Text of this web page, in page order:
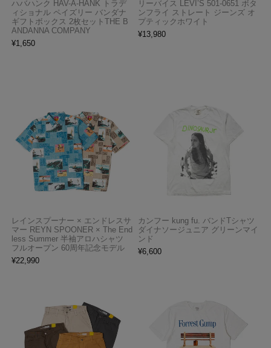
ハバハンク HAV-A-HANK トラデ
ィショナル ペイズリー バンダナ
ギフトボックス 2枚セットTHE B
ANDANNA COMPANY
¥1,650
リーバイス LEVI’S 501-0651 ボタ
ンフライ ストレート ジーンズ オ
プティックホワイト
¥13,980
レインスプーナー × エンドレスサ
マー REYN SPOONER × The End
less Summer 半袖アロハシャツ
フルオープン 60周年記念モデル
¥22,990
カンフー kung fu. バンドTシャツ
ダイナソージュニア グリーンマイ
ンド
¥6,600